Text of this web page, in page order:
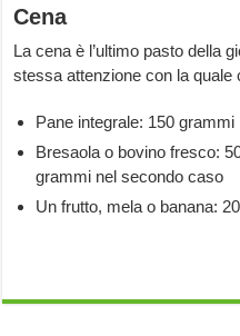
Cena
La cena è l’ultimo pasto della
stessa attenzione con la quale
Pane integrale: 150 grammi
Bresaola o bovino fresco:
grammi nel secondo caso
Un frutto, mela o banana: